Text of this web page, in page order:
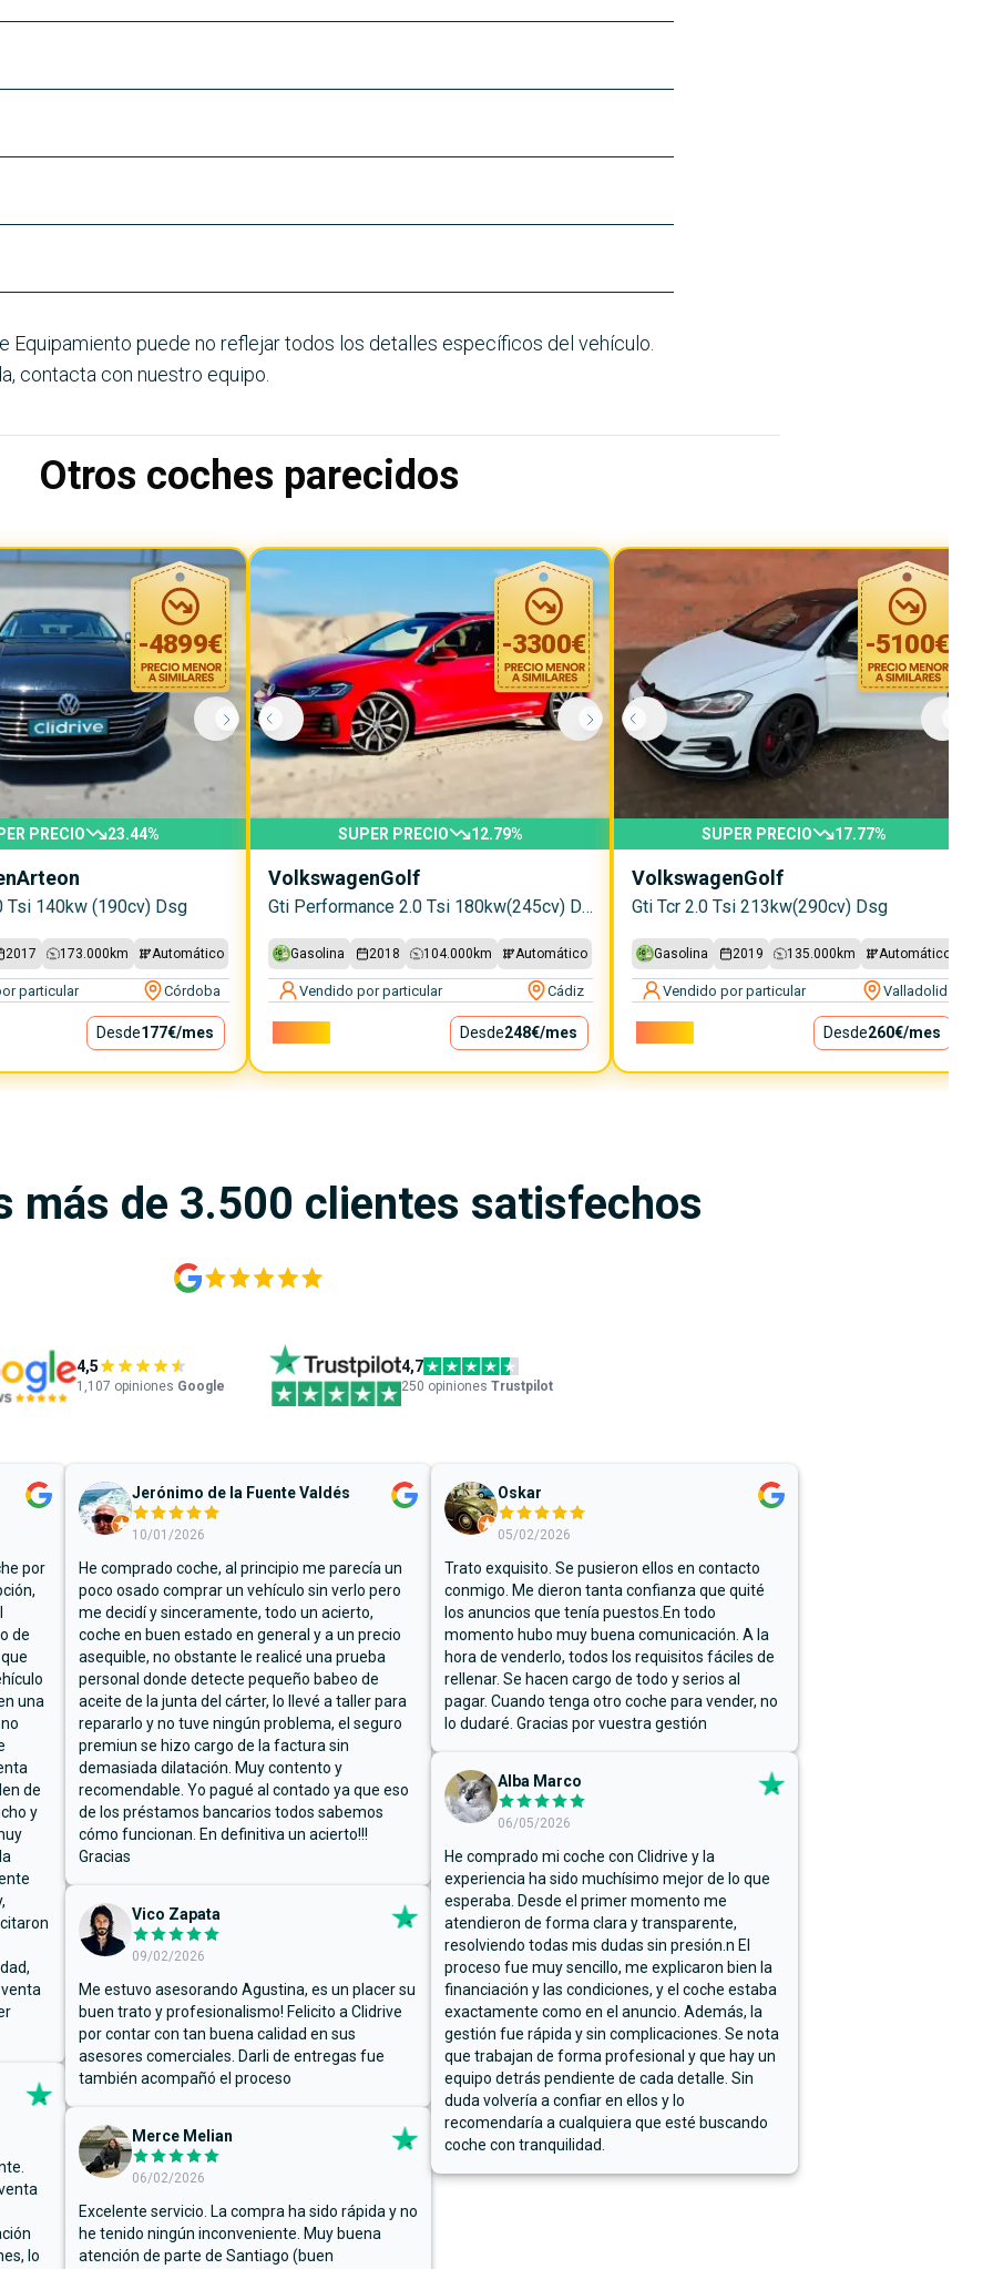
Equipamiento puede no reflejar todos los detalles específicos del vehículo.
contacta con nuestro equipo.
Otros coches parecidos
-4899€
PRECIO 23.44%
Arteon
Tsi 140kw (190cv) Dsg
2017 173.000 km Automático
particular Córdoba
Desde177€/mes
-3300€
SUPER PRECIO 12.79%
VolkswagenGolf
Gti Performance 2.0 Tsi 180kw(245cv) Dsg
Gasolina 2018 104.000 km Automático
Vendido por particular Cádiz
Desde248€/mes
-5100€
SUPER PRECIO 17.77%
VolkswagenGolf
Gti Tcr 2.0 Tsi 213kw(290cv) Dsg
Gasolina 2019 135.000 km Automático
Vendido por particular Valladolid
Desde260€/mes
más de 3.500 clientes satisfechos
4,5
1,107 opiniones Google
4,7
250 opiniones Trustpilot
por
de
una
de
y
lo
Jerónimo de la Fuente Valdés
10/01/2026
He comprado coche, al principio me parecía un
poco osado comprar un vehículo sin verlo pero
me decidí y sinceramente, todo un acierto,
coche en buen estado en general y a un precio
asequible, no obstante le realicé una prueba
personal donde detecte pequeño babeo de
aceite de la junta del cárter, lo llevé a taller para
repararlo y no tuve ningún problema, el seguro
premiun se hizo cargo de la factura sin
demasiada dilatación. Muy contento y
recomendable. Yo pagué al contado ya que eso
de los préstamos bancarios todos sabemos
cómo funcionan. En definitiva un acierto!!!
Gracias
Vico Zapata
09/02/2026
Me estuvo asesorando Agustina, es un placer su
buen trato y profesionalismo! Felicito a Clidrive
por contar con tan buena calidad en sus
asesores comerciales. Darli de entregas fue
también acompañó el proceso
Merce Melian
06/02/2026
Excelente servicio. La compra ha sido rápida y no
he tenido ningún inconveniente. Muy buena
atención de parte de Santiago (buen
Oskar
05/02/2026
Trato exquisito. Se pusieron ellos en contacto
conmigo. Me dieron tanta confianza que quité
los anuncios que tenía puestos.En todo
momento hubo muy buena comunicación. A la
hora de venderlo, todos los requisitos fáciles de
rellenar. Se hacen cargo de todo y serios al
pagar. Cuando tenga otro coche para vender, no
lo dudaré. Gracias por vuestra gestión
Alba Marco
06/05/2026
He comprado mi coche con Clidrive y la
experiencia ha sido muchísimo mejor de lo que
esperaba. Desde el primer momento me
atendieron de forma clara y transparente,
resolviendo todas mis dudas sin presión.n El
proceso fue muy sencillo, me explicaron bien la
financiación y las condiciones, y el coche estaba
exactamente como en el anuncio. Además, la
gestión fue rápida y sin complicaciones. Se nota
que trabajan de forma profesional y que hay un
equipo detrás pendiente de cada detalle. Sin
duda volvería a confiar en ellos y lo
recomendaría a cualquiera que esté buscando
coche con tranquilidad.